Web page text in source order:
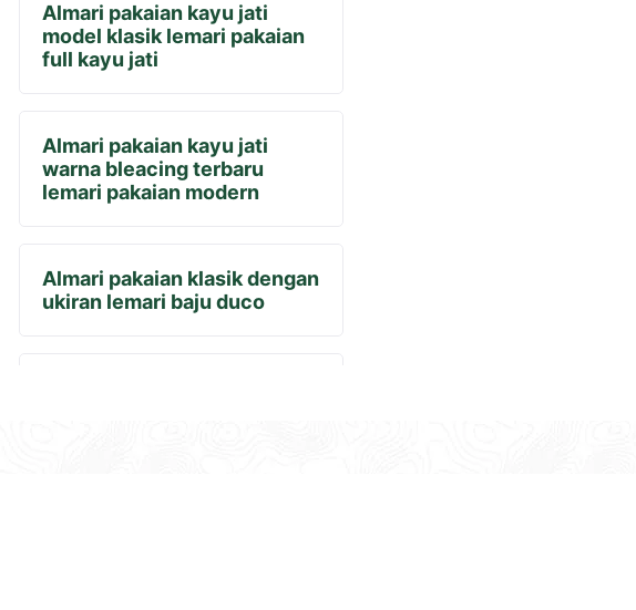
Almari pakaian kayu jati
model klasik lemari pakaian
full kayu jati
Almari pakaian kayu jati
warna bleacing terbaru
lemari pakaian modern
Almari pakaian klasik dengan
ukiran lemari baju duco